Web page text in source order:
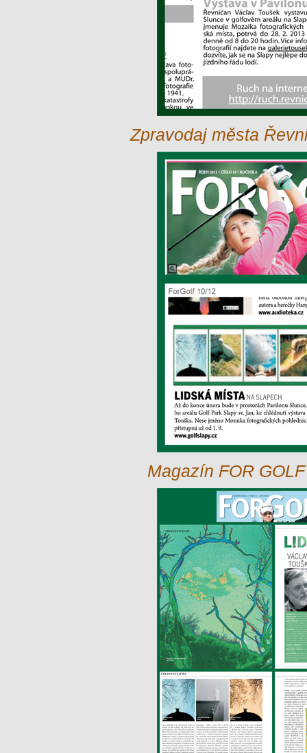
Zpravodaj města
Magazín FOR